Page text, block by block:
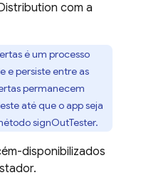
com a
é um processo
e persiste entre as
permanecem
até que o app seja
signOutTester.
disponibilizados